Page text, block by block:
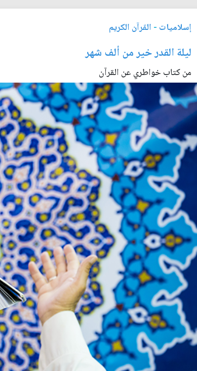
إسلاميات - القرآن الكريم
ليلة القدر خير من ألف شهر
من كتاب خواطري عن القرآن